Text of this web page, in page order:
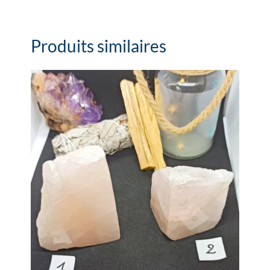
Produits similaires